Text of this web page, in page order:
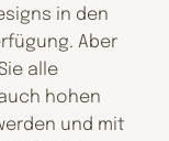
in den
Aber
alle
hohen
und mit